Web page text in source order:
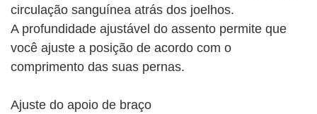
circulação sanguínea atrás dos joelhos.
A profundidade ajustável do assento permite que
você ajuste a posição de acordo com o
comprimento das suas pernas.
Ajuste do apoio de braço